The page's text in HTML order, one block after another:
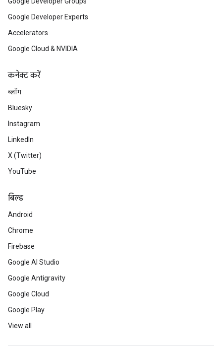
Google Developer Experts
Accelerators
Google Cloud & NVIDIA
कनेक्ट करें
ब्लॉग
Bluesky
Instagram
LinkedIn
X (Twitter)
YouTube
बिल्ड
Android
Chrome
Firebase
Google AI Studio
Google Antigravity
Google Cloud
Google Play
View all